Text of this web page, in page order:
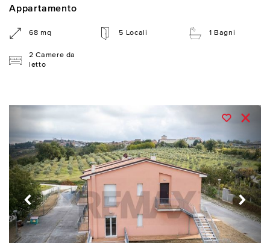
Appartamento
68 mq 5 Locali 1 Bagni
2 Camere da
letto